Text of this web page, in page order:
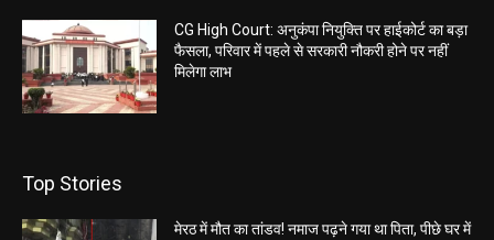
CG High Court: अनुकंपा नियुक्ति पर हाईकोर्ट का बड़ा
फैसला, परिवार में पहले से सरकारी नौकरी होने पर नहीं
मिलेगा लाभ
Top Stories
मेरठ में मौत का तांडव! नमाज पढ़ने गया था पिता, पीछे घर में